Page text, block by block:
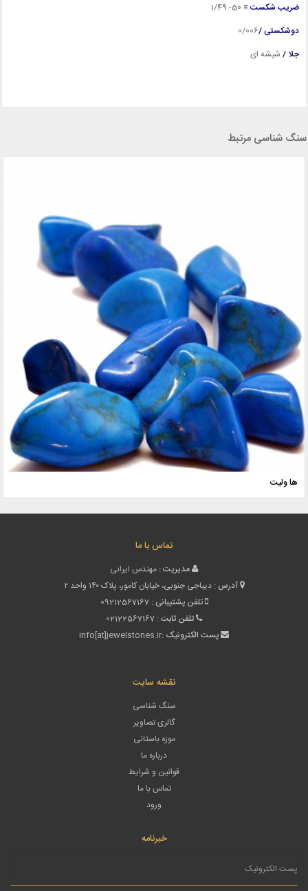
ضریب شکست =
دوشکستی /0/006
جلا / شیشه ای
سنگ شناسی مرتبط
ها ولیت
تماس با ما
مدیریت : مهندس ایرانی
آدرس : دیباجی جنوبی، خیابان کامور، پلاک ۱۴۰ واحد ۲
تلفن پشتیبانی : 09212567167
تلفن ثابت : 02122567167
پست الکترونیک :info[at]jewelstones.ir
نقشه سایت
سنگ شناسی
گالری تصاویر
موزه باستانی
درباره ما
قوانین و شرایط
تماس با ما
ورود
خبرنامه